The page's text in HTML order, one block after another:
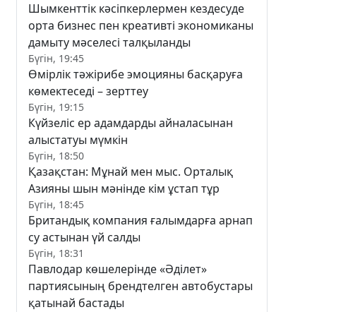
Шымкенттік кәсіпкерлермен кездесуде
орта бизнес пен креативті экономиканы
дамыту мәселесі талқыланды
Бүгін, 19:45
Өмірлік тәжірибе эмоцияны басқаруға
көмектеседі – зерттеу
Бүгін, 19:15
Күйзеліс ер адамдарды айналасынан
алыстатуы мүмкін
Бүгін, 18:50
Қазақстан: Мұнай мен мыс. Орталық
Азияны шын мәнінде кім ұстап тұр
Бүгін, 18:45
Британдық компания ғалымдарға арнап
су астынан үй салды
Бүгін, 18:31
Павлодар көшелерінде «Әділет»
партиясының брендтелген автобустары
қатынай бастады